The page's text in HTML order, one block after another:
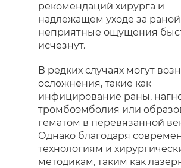
рекомендаций хирурга и
надлежащем уходе за раной
неприятные ощущения
исчезнут.
В редких случаях могут
осложнения, такие как
инфицирование раны,
тромбоэмболия или
гематом в перевязанной
Однако благодаря
технологиям и
методикам, таким как